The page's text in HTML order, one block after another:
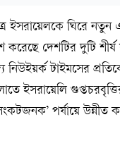
ইসরায়েলকে ঘিরে
করেছে দেশটির দুটি শীর্ষ
টাইমসের
ইসরায়েলি
পর্যায়ে উন্নীত